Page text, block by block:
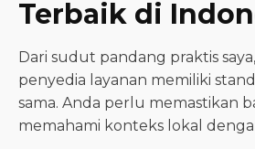
Terbaik di
Dari sudut pandang praktis
penyedia layanan memiliki
sama. Anda perlu memastikan
memahami konteks lokal